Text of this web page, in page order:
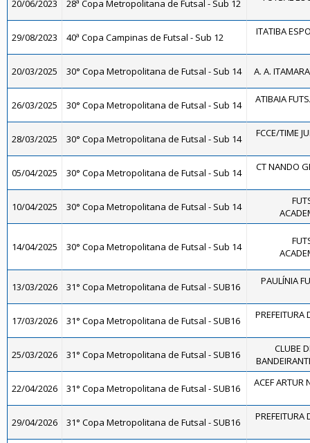
20/06/2023 28ª Copa Metropolitana de Futsal - Sub 12
29/08/2023 40ª Copa Campinas de Futsal - Sub 12 ITATIBA
20/03/2025 30° Copa Metropolitana de Futsal - Sub 14 A. A.
26/03/2025 30° Copa Metropolitana de Futsal - Sub 14 ATIBAIA
28/03/2025 30° Copa Metropolitana de Futsal - Sub 14 FCCE/TIME
05/04/2025 30° Copa Metropolitana de Futsal - Sub 14 CT NANDO
10/04/2025 30° Copa Metropolitana de Futsal - Sub 14
14/04/2025 30° Copa Metropolitana de Futsal - Sub 14
13/03/2026 31° Copa Metropolitana de Futsal - SUB16 PAULÍNIA
17/03/2026 31° Copa Metropolitana de Futsal - SUB16 PREFEITURA
25/03/2026 31° Copa Metropolitana de Futsal - SUB16
CLUBE
22/04/2026 31° Copa Metropolitana de Futsal - SUB16 ACEF ARTUR
29/04/2026 31° Copa Metropolitana de Futsal - SUB16 PREFEITURA